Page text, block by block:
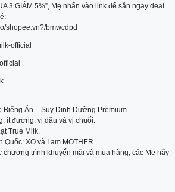
3 GIẢM 5%”, Mẹ nhấn vào link để săn ngay deal
shopee.vn?/bmwcdpd
official
Biếng Ăn – Suy Dinh Dưỡng Premium.
ít đường, vị dâu và vị chuối.
True Milk.
XO và I am MOTHER
chương trình khuyến mãi và mua hàng, các Mẹ hãy